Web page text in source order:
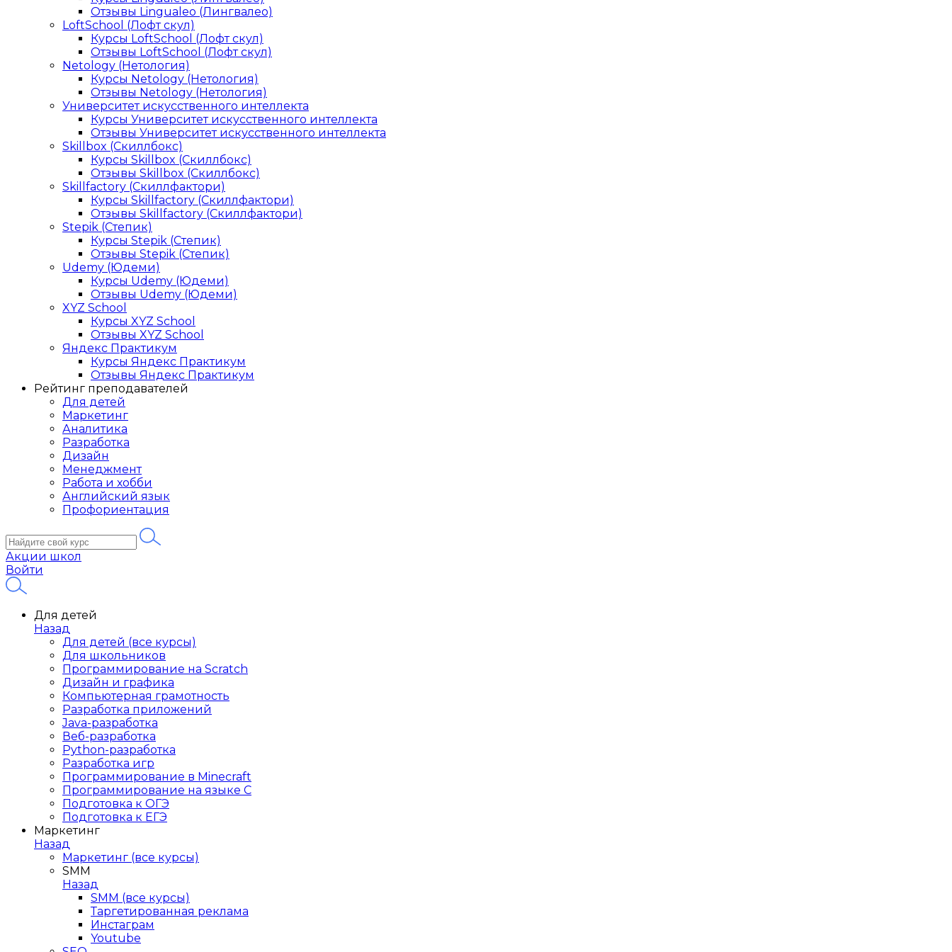
Отзывы Lingualeo (Лингвалео)
LoftSchool (Лофт скул)
Курсы LoftSchool (Лофт скул)
Отзывы LoftSchool (Лофт скул)
Netology (Нетология)
Курсы Netology (Нетология)
Отзывы Netology (Нетология)
Университет искусственного интеллекта
Курсы Университет искусственного интеллекта
Отзывы Университет искусственного интеллекта
Skillbox (Скиллбокс)
Курсы Skillbox (Скиллбокс)
Отзывы Skillbox (Скиллбокс)
Skillfactory (Скиллфактори)
Курсы Skillfactory (Скиллфактори)
Отзывы Skillfactory (Скиллфактори)
Stepik (Степик)
Курсы Stepik (Степик)
Отзывы Stepik (Степик)
Udemy (Юдеми)
Курсы Udemy (Юдеми)
Отзывы Udemy (Юдеми)
XYZ School
Курсы XYZ School
Отзывы XYZ School
Яндекс Практикум
Курсы Яндекс Практикум
Отзывы Яндекс Практикум
Рейтинг преподавателей
Для детей
Маркетинг
Аналитика
Разработка
Дизайн
Менеджмент
Работа и хобби
Английский язык
Профориентация
Акции школ
Войти
Для детей
Назад
Для детей (все курсы)
Для школьников
Программирование на Scratch
Дизайн и графика
Компьютерная грамотность
Разработка приложений
Java-разработка
Веб-разработка
Python-разработка
Разработка игр
Программирование в Minecraft
Программирование на языке C
Подготовка к ОГЭ
Подготовка к ЕГЭ
Маркетинг
Назад
Маркетинг (все курсы)
SMM
Назад
SMM (все курсы)
Таргетированная реклама
Инстаграм
Youtube